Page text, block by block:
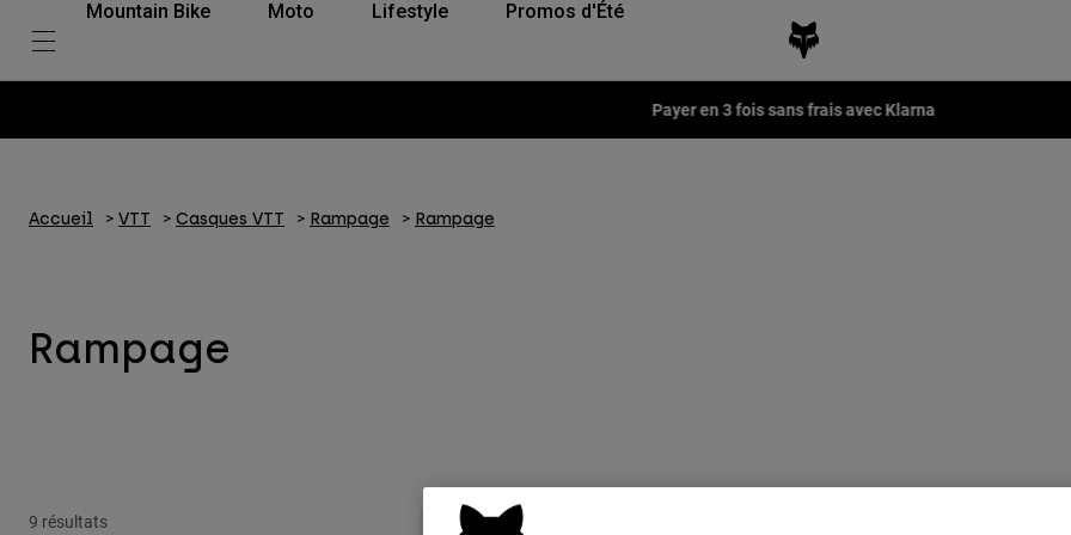
Mountain Bike Moto Lifestyle Promos d'Été
Payer en 3 fois sans frais avec Klarna
Accueil VTT Casques VTT Rampage Rampage
Rampage
9 résultats